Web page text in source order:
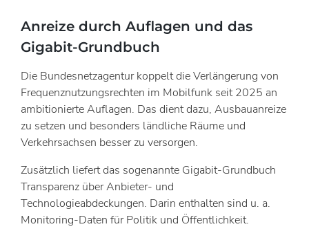
Anreize durch Auflagen und das
Gigabit-Grundbuch
Die Bundesnetzagentur koppelt die Verlängerung von
Frequenznutzungsrechten im Mobilfunk seit 2025 an
ambitionierte Auflagen. Das dient dazu, Ausbauanreize
zu setzen und besonders ländliche Räume und
Verkehrsachsen besser zu versorgen.
Zusätzlich liefert das sogenannte Gigabit-Grundbuch
Transparenz über Anbieter- und
Technologieabdeckungen. Darin enthalten sind u. a.
Monitoring-Daten für Politik und Öffentlichkeit.